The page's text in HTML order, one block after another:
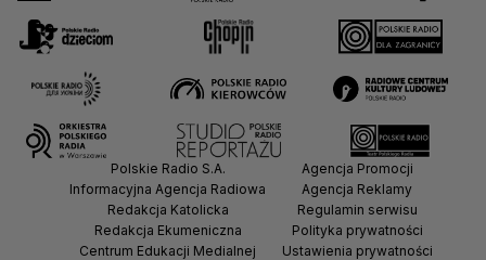
Polskie Radio S.A.
Informacyjna Agencja Radiowa
Redakcja Katolicka
Redakcja Ekumeniczna
Centrum Edukacji Medialnej
Agencja Promocji
Agencja Reklamy
Regulamin serwisu
Polityka prywatności
Ustawienia prywatności